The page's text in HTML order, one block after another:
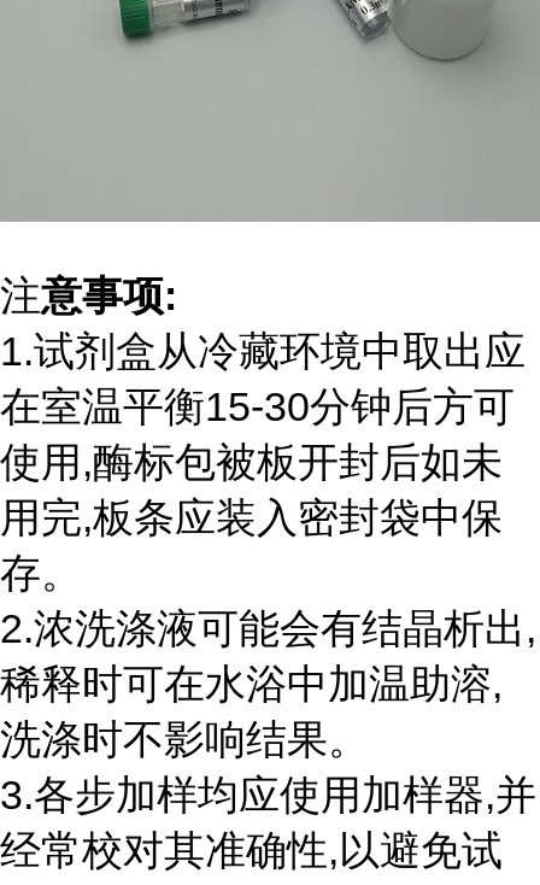
注意事项:
1.试剂盒从冷藏环境中取出应
在室温平衡15-30分钟后方可
使用,酶标包被板开封后如未
用完,板条应装入密封袋中保
存。
2.浓洗涤液可能会有结晶析出,
稀释时可在水浴中加温助溶,
洗涤时不影响结果。
3.各步加样均应使用加样器,并
经常校对其准确性,以避免试